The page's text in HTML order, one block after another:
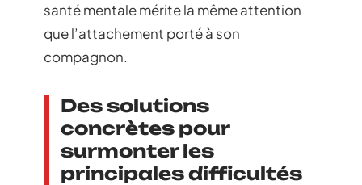
santé mentale mérite la même attention
que l’attachement porté à son
compagnon.
Des solutions
concrètes pour
surmonter les
principales difficultés